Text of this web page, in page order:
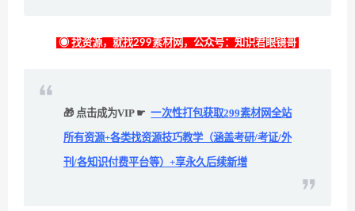
◉ 找资源，就找299素材网，公众号：知识君眼镜哥
🎁 点击成为VIP ☛ 一次性打包获取299素材网全站
所有资源+各类找资源技巧教学（涵盖考研/考证/外
刊/各知识付费平台等）+享永久后续新增